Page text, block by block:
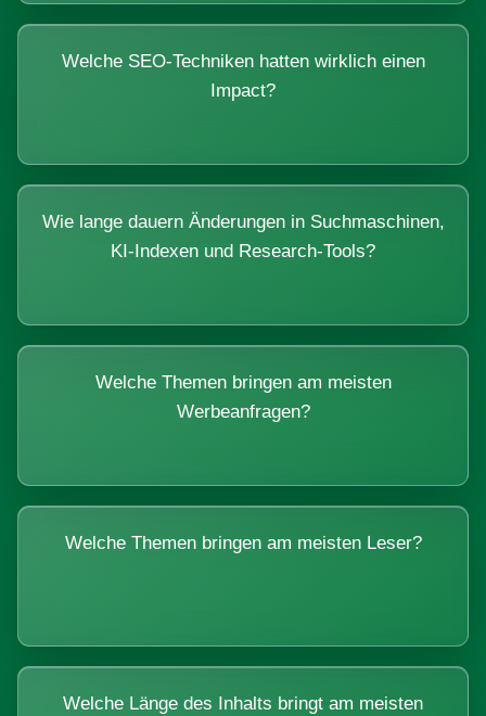
Welche SEO-Techniken hatten wirklich einen
Impact?
Wie lange dauern Änderungen in Suchmaschinen,
KI-Indexen und Research-Tools?
Welche Themen bringen am meisten
Werbeanfragen?
Welche Themen bringen am meisten Leser?
Welche Länge des Inhalts bringt am meisten